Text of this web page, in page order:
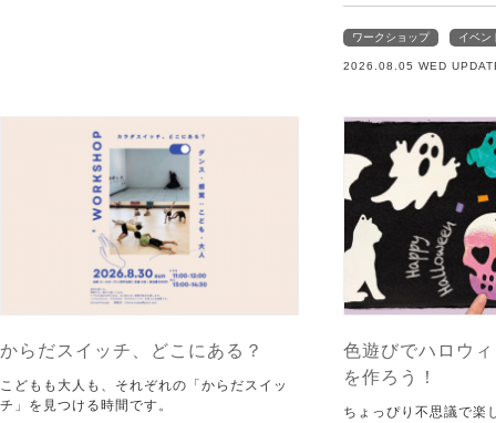
ワークショップ イベン
2026.08.05 WED
からだスイッチ、どこにある？
こどもも大人も、それぞれの「からだスイッ
チ」を見つける時間です。
色遊びでハロウ
を作ろう！
ちょっぴり不思議で楽